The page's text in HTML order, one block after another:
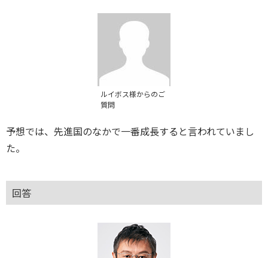
ルイボス様からのご
質問
予想では、先進国のなかで一番成長すると言われていまし
た。
回答